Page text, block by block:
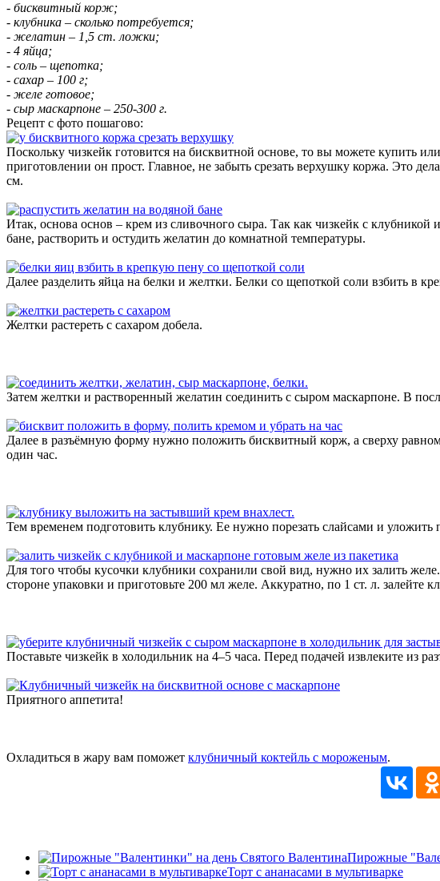
- бисквитный корж;
- клубника – сколько потребуется;
- желатин – 1,5 ст. ложки;
- 4 яйца;
- соль – щепотка;
- сахар – 100 г;
- желе готовое;
- сыр маскарпоне – 250-300 г.
Рецепт с фото пошагово:
Поскольку чизкейк готовится на бисквитной основе, то вы можете купить
приготовлении он прост. Главное, не забыть срезать верхушку коржа. Это
см.
Итак, основа основ – крем из сливочного сыра. Так как чизкейк с
бане, растворить и остудить желатин до комнатной температуры.
Далее разделить яйца на белки и желтки. Белки со щепоткой соли взбить в
Желтки растереть с сахаром добела.
Затем желтки и растворенный желатин соединить с сыром маскарпоне. В
Далее в разъёмную форму нужно положить бисквитный корж, а сверху
один час.
Тем временем подготовить клубнику. Ее нужно порезать слайсами и уложить
Для того чтобы кусочки клубники сохранили свой вид, нужно их залить
стороне упаковки и приготовьте 200 мл желе. Аккуратно, по 1 ст. л.
Поставьте чизкейк в холодильник на 4–5 часа. Перед подачей извлеките из
Приятного аппетита!
Охладиться в жару вам поможет клубничный коктейль с мороженым.
Пирожные
Торт с ананасами в мультиварке